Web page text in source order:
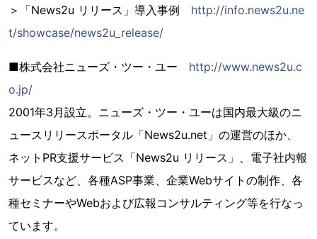
＞「News2u リリース」導入事例 http://info.news2u.ne
t/showcase/news2u_release/
■株式会社ニューズ・ツー・ユー http://www.news2u.c
o.jp/
2001年3月設立。ニューズ・ツー・ユーは国内最大級のニ
ュースリリースポータル「News2u.net」の運営のほか、
ネットPR支援サービス「News2u リリース」、電子社内報
サービスなど、各種ASP事業、企業Webサイトの制作、各
種セミナーやWebおよび広報コンサルティング等を行なっ
ています。